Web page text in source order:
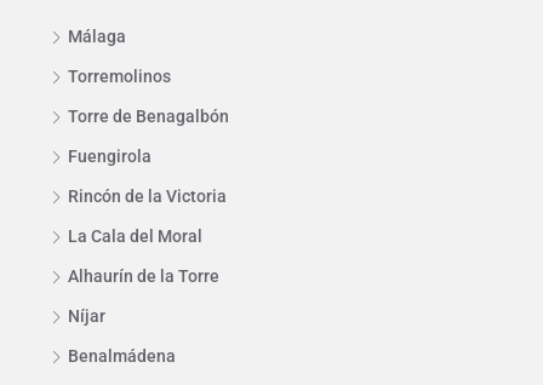
Málaga
Torremolinos
Torre de Benagalbón
Fuengirola
Rincón de la Victoria
La Cala del Moral
Alhaurín de la Torre
Níjar
Benalmádena